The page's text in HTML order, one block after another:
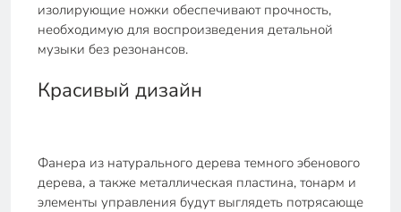
изолирующие ножки обеспечивают прочность,
необходимую для воспроизведения детальной
музыки без резонансов.
Красивый дизайн
Фанера из натурального дерева темного эбенового
дерева, а также металлическая пластина, тонарм и
элементы управления будут выглядеть потрясающе